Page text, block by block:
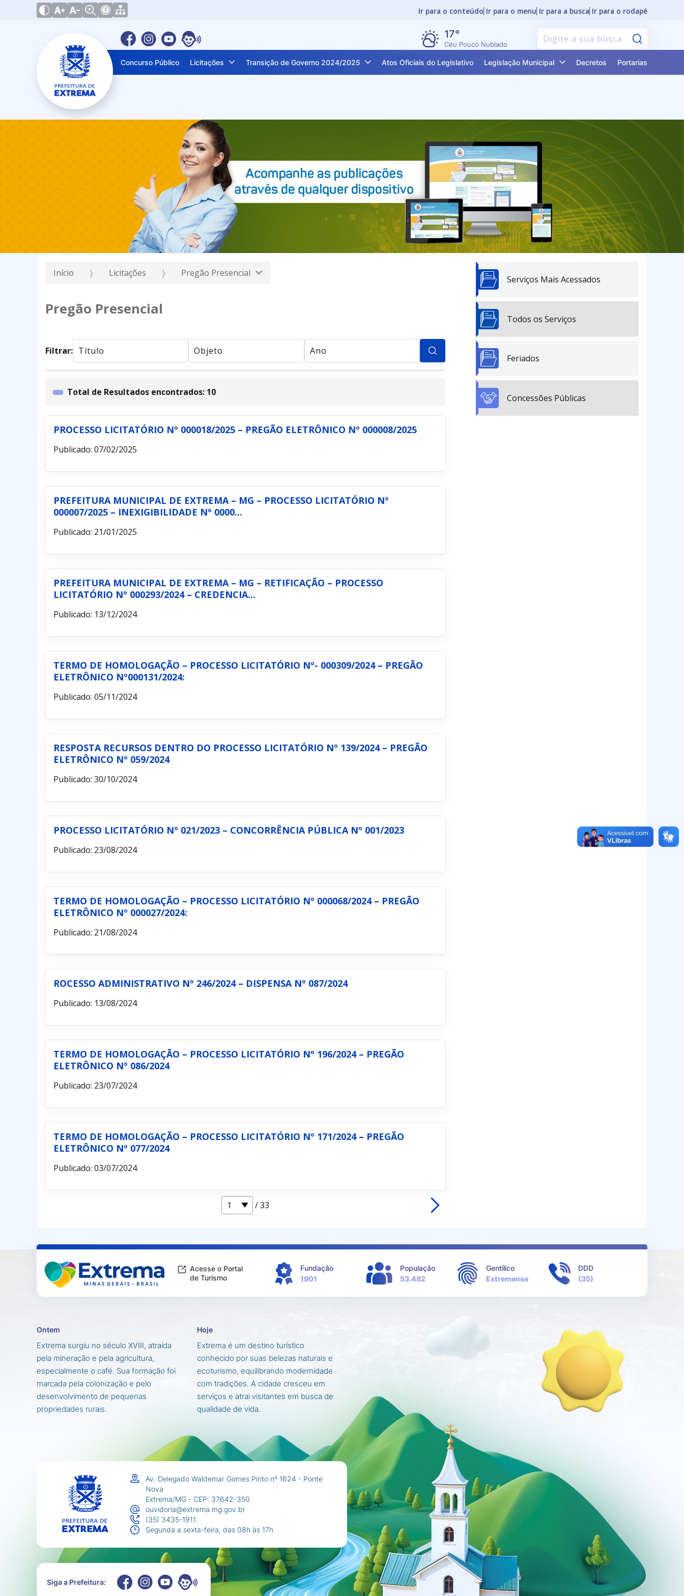
Ir para o conteúdo Ir para o menu Ir para a busca Ir para o rodapé
17°
Céu Pouco Nublado
Concurso Público Licitações Transição de Governo 2024/2025 Atos Oficiais do Legislativo Legislação Municipal Decretos Portarias
Início Licitações Pregão Presencial
Pregão Presencial
Filtrar:
Total de Resultados encontrados: 10
PROCESSO LICITATÓRIO Nº 000018/2025 – PREGÃO ELETRÔNICO Nº 000008/2025
Publicado: 07/02/2025
PREFEITURA MUNICIPAL DE EXTREMA – MG – PROCESSO LICITATÓRIO Nº
000007/2025 – INEXIGIBILIDADE Nº 0000...
Publicado: 21/01/2025
PREFEITURA MUNICIPAL DE EXTREMA – MG – RETIFICAÇÃO – PROCESSO
LICITATÓRIO Nº 000293/2024 – CREDENCIA...
Publicado: 13/12/2024
TERMO DE HOMOLOGAÇÃO – PROCESSO LICITATÓRIO Nº- 000309/2024 – PREGÃO
ELETRÔNICO Nº000131/2024:
Publicado: 05/11/2024
RESPOSTA RECURSOS DENTRO DO PROCESSO LICITATÓRIO Nº 139/2024 – PREGÃO
ELETRÔNICO Nº 059/2024
Publicado: 30/10/2024
PROCESSO LICITATÓRIO Nº 021/2023 – CONCORRÊNCIA PÚBLICA Nº 001/2023
Publicado: 23/08/2024
TERMO DE HOMOLOGAÇÃO – PROCESSO LICITATÓRIO Nº 000068/2024 – PREGÃO
ELETRÔNICO Nº 000027/2024:
Publicado: 21/08/2024
ROCESSO ADMINISTRATIVO Nº 246/2024 – DISPENSA Nº 087/2024
Publicado: 13/08/2024
TERMO DE HOMOLOGAÇÃO – PROCESSO LICITATÓRIO Nº 196/2024 – PREGÃO
ELETRÔNICO Nº 086/2024
Publicado: 23/07/2024
TERMO DE HOMOLOGAÇÃO – PROCESSO LICITATÓRIO Nº 171/2024 – PREGÃO
ELETRÔNICO Nº 077/2024
Publicado: 03/07/2024
/ 33
Serviços Mais Acessados
Todos os Serviços
Feriados
Concessões Públicas
Acesse o Portal
de Turismo
Fundação
1901
População
53.482
Gentílico
Extremense
DDD
(35)
Ontem
Extrema surgiu no século XVIII, atraída
pela mineração e pela agricultura,
especialmente o café. Sua formação foi
marcada pela colonização e pelo
desenvolvimento de pequenas
propriedades rurais.
Hoje
Extrema é um destino turístico
conhecido por suas belezas naturais e
ecoturismo, equilibrando modernidade
com tradições. A cidade cresceu em
serviços e atrai visitantes em busca de
qualidade de vida.
Av. Delegado Waldemar Gomes Pinto nº 1624 - Ponte
Nova
Extrema/MG - CEP: 37642-350
ouvidoria@extrema.mg.gov.br
(35) 3435-1911
Segunda a sexta-feira, das 08h às 17h
Siga a Prefeitura: